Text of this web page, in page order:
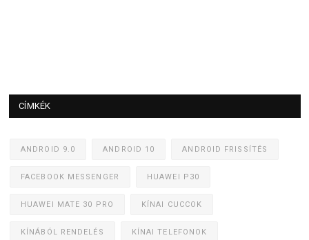
CÍMKÉK
ANDROID 9.0 ANDROID 10 ANDROID FRISSÍTÉS
FACEBOOK MESSENGER HUAWEI P30
HUAWEI MATE 30 PRO KÍNAI CUCCOK
KÍNÁBÓL RENDELÉS KÍNAI TELEFONOK